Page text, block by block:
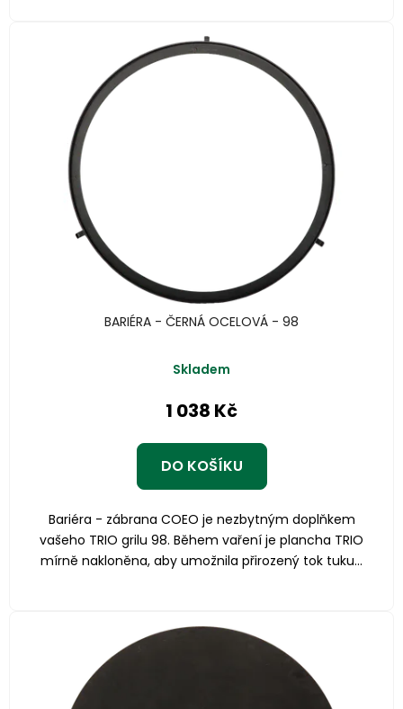
BARIÉRA - ČERNÁ OCELOVÁ - 98
Skladem
1 038 Kč
DO KOŠÍKU
Bariéra - zábrana COEO je nezbytným doplňkem
vašeho TRIO grilu 98. Během vaření je plancha TRIO
mírně nakloněna, aby umožnila přirozený tok tuku...